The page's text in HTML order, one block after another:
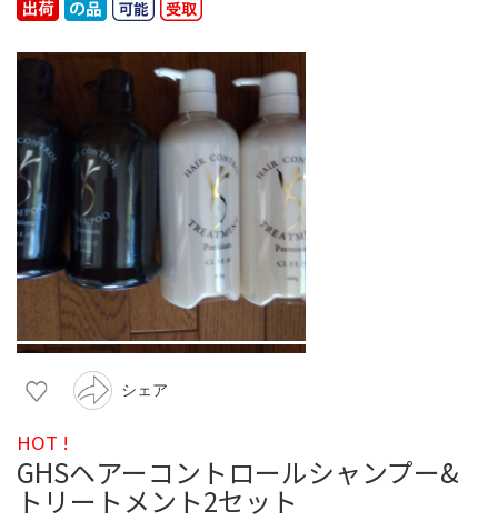
シェア
HOT !
GHSヘアーコントロールシャンプー&
トリートメント2セット